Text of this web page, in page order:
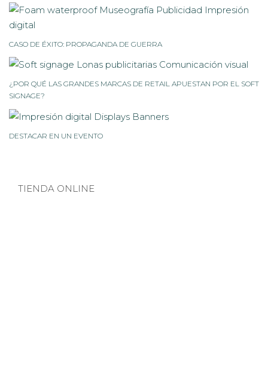
CASO DE ÉXITO: PROPAGANDA DE GUERRA
¿POR QUÉ LAS GRANDES MARCAS DE RETAIL APUESTAN POR EL SOFT
SIGNAGE?
DESTACAR EN UN EVENTO
TIENDA ONLINE